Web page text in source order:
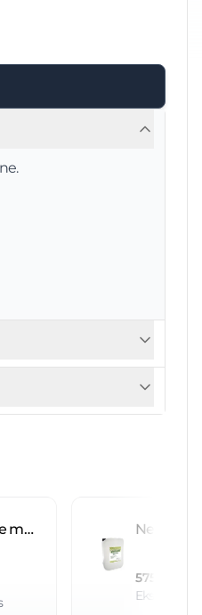
Skumlanse med 2 L beholder
575,00 kr.
Ekskl.